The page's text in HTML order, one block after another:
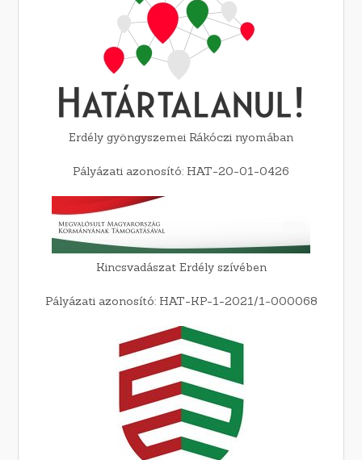
Erdély gyöngyszemei Rákóczi nyomában
Pályázati azonosító: HAT-20-01-0426
Kincsvadászat Erdély szívében
Pályázati azonosító: HAT-KP-1-2021/1-000068